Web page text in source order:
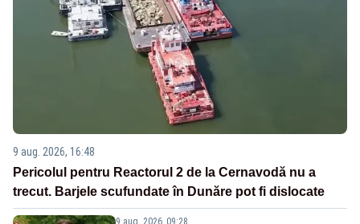
9 aug. 2026, 16:48
Pericolul pentru Reactorul 2 de la Cernavodă nu a
trecut. Barjele scufundate în Dunăre pot fi dislocate